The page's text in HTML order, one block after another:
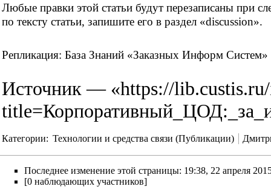
Любые правки этой статьи будут перезаписаны при
по тексту статьи, запишите его в раздел «discussion».
Репликация: База Знаний «Заказных Информ
Источник — «https://
Категории: Технологии и средства связи (Публикации)
Последнее изменение этой страницы: 19:38, 22 апреля
[0 наблюдающих участников]